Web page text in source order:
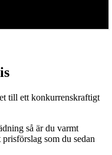
till ett konkurrenskraftigt
så är du varmt
som du sedan